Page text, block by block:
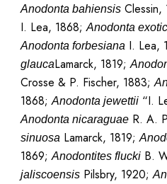
Anodonta bahiensisClessin,
I. Lea, 1868;Anodonta
Anodonta forbesianaI. Lea,
glaucaLamarck, 1819;
Crosse & P. Fischer, 1883;
1868;Anodonta jewettii“I.
Anodonta nicaraguaeR. A.
sinuosaLamarck, 1819;
1869;Anodontites fluckiB.
jaliscoensisPilsbry, 1920;